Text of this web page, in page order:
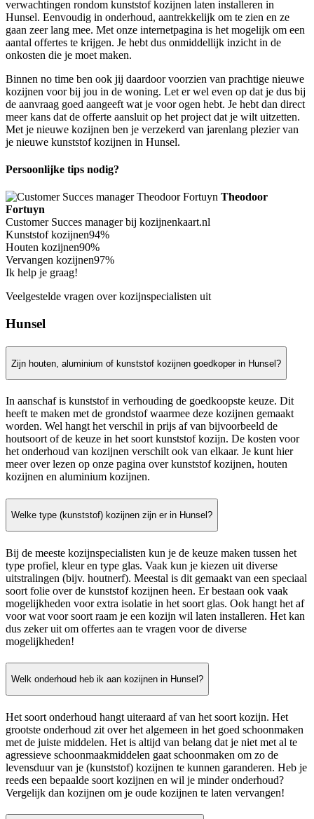
verwachtingen rondom kunststof kozijnen laten installeren in
Hunsel. Eenvoudig in onderhoud, aantrekkelijk om te zien en ze
gaan zeer lang mee. Met onze internetpagina is het mogelijk om een
aantal offertes te krijgen. Je hebt dus onmiddellijk inzicht in de
onkosten die je moet maken.
Binnen no time ben ook jij daardoor voorzien van prachtige nieuwe
kozijnen voor bij jou in de woning. Let er wel even op dat je dus bij
de aanvraag goed aangeeft wat je voor ogen hebt. Je hebt dan direct
meer kans dat de offerte aansluit op het project dat je wilt uitzetten.
Met je nieuwe kozijnen ben je verzekerd van jarenlang plezier van
je nieuwe kunststof kozijnen in Hunsel.
Persoonlijke tips nodig?
Theodoor
Fortuyn
Customer Succes manager bij kozijnenkaart.nl
Kunststof kozijnen94%
Houten kozijnen90%
Vervangen kozijnen97%
Ik help je graag!
Veelgestelde vragen over kozijnspecialisten uit
Hunsel
Zijn houten, aluminium of kunststof kozijnen goedkoper in Hunsel?
In aanschaf is kunststof in verhouding de goedkoopste keuze. Dit
heeft te maken met de grondstof waarmee deze kozijnen gemaakt
worden. Wel hangt het verschil in prijs af van bijvoorbeeld de
houtsoort of de keuze in het soort kunststof kozijn. De kosten voor
het onderhoud van kozijnen verschilt ook van elkaar. Je kunt hier
meer over lezen op onze pagina over kunststof kozijnen, houten
kozijnen en aluminium kozijnen.
Welke type (kunststof) kozijnen zijn er in Hunsel?
Bij de meeste kozijnspecialisten kun je de keuze maken tussen het
type profiel, kleur en type glas. Vaak kun je kiezen uit diverse
uitstralingen (bijv. houtnerf). Meestal is dit gemaakt van een speciaal
soort folie over de kunststof kozijnen heen. Er bestaan ook vaak
mogelijkheden voor extra isolatie in het soort glas. Ook hangt het af
voor wat voor soort raam je een kozijn wil laten installeren. Het kan
dus zeker uit om offertes aan te vragen voor de diverse
mogelijkheden!
Welk onderhoud heb ik aan kozijnen in Hunsel?
Het soort onderhoud hangt uiteraard af van het soort kozijn. Het
grootste onderhoud zit over het algemeen in het goed schoonmaken
met de juiste middelen. Het is altijd van belang dat je niet met al te
agressieve schoonmaakmiddelen gaat schoonmaken om zo de
levensduur van je (kunststof) kozijnen te kunnen garanderen. Heb je
reeds een bepaalde soort kozijnen en wil je minder onderhoud?
Vergelijk dan kozijnen om je oude kozijnen te laten vervangen!